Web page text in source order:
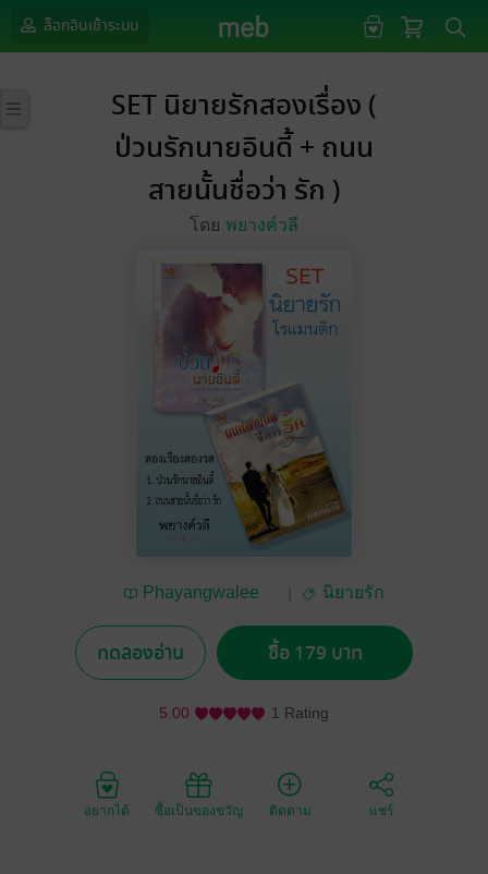
ล็อกอินเข้าระบบ
SET นิยายรักสองเรื่อง (
ป่วนรักนายอินดี้ + ถนน
สายนั้นชื่อว่า รัก )
โดย พยางค์วลี
Phayangwalee
นิยายรัก
ทดลองอ่าน ซื้อ 179 บาท
5.00 1 Rating
อยากได้ ซื้อเป็นของขวัญ ติดตาม แชร์